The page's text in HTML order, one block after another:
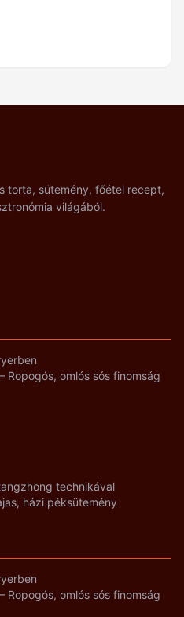
torta, sütemény, főétel recept,
világából.
Ropogós, omlós sós finomság
technikával
házi péksütemény
Ropogós, omlós sós finomság